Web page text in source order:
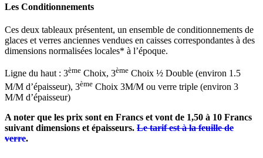
Les Conditionnements
Ces deux tableaux présentent, un ensemble de conditionnements de
glaces et verres anciennes vendues en caisses correspondantes à des
dimensions normalisées locales* à l’époque.
Ligne du haut : 3ème Choix, 3ème Choix ½ Double (environ 1.5
M/M d’épaisseur), 3ème Choix 3M/M ou verre triple (environ 3
M/M d’épaisseur)
A noter que les prix sont en Francs et vont de 1,50 à 10 Francs
suivant dimensions et épaisseurs. Le tarif est à la feuille de
verre.